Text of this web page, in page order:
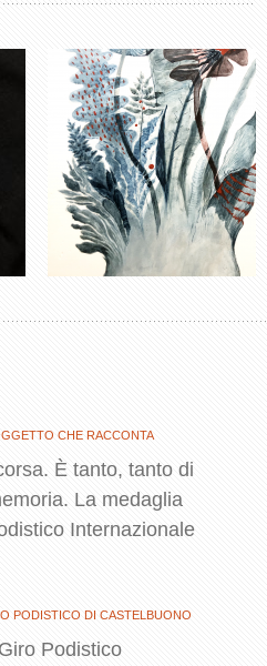
CHE RACCONTA
È tanto, tanto di
La medaglia
Internazionale
PODISTICO DI CASTELBUONO
Podistico